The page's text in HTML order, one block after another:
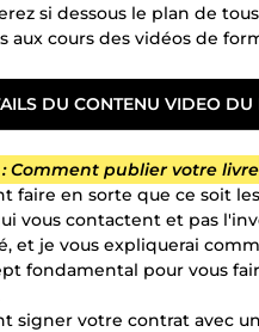
si dessous le plan de
aux cours des vidéos de
DU CONTENU VIDEO DU
: Comment publier votre livre
faire en sorte que ce soit
vous contactent et pas
et je vous expliquerai
fondamental pour vous
signer votre contrat avec